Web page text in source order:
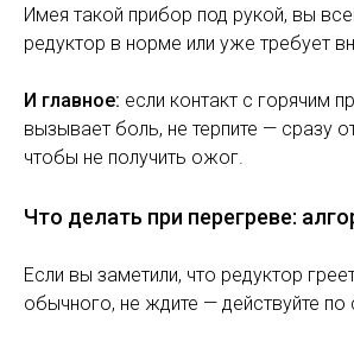
Имея такой прибор под рукой, вы
редуктор в норме или уже требует
И главное: если контакт с горячим
вызывает боль, не терпите — сразу
чтобы не получить ожог.
Что делать при перегреве:
Если вы заметили, что редуктор
обычного, не ждите — действуйте по